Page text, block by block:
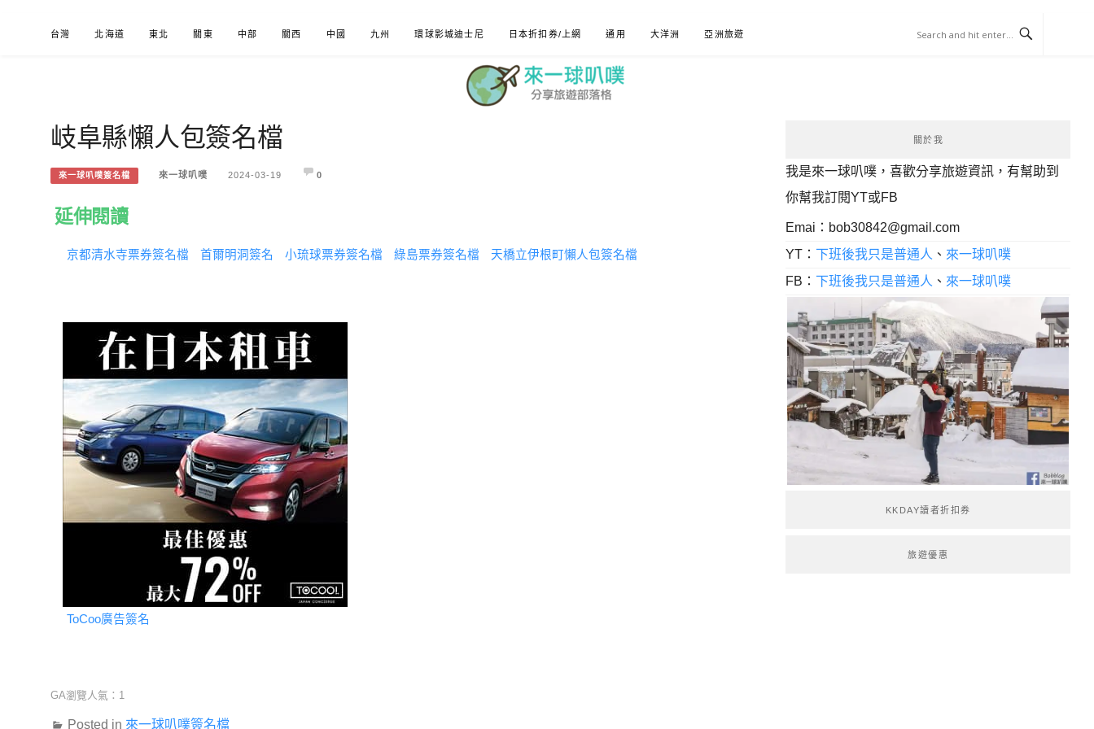
台灣 北海道 東北 關東 中部 關西 中國 九州 環球影城迪士尼 日本折扣券/上網 通用 大洋洲 亞洲旅遊
來一球叭噗
分享日本自助部落格
岐阜縣懶人包簽名檔
來一球叭噗簽名檔 來一球叭噗 2024-03-19 0
延伸閱讀
京都清水寺票券簽名檔 首爾明洞簽名 小琉球票券簽名檔 綠島票券簽名檔 天橋立伊根町懶人包簽名檔
ToCoo廣告簽名
GA瀏覽人氣：1
Posted in 來一球叭噗簽名檔
關於我
我是來一球叭噗，喜歡分享旅遊資訊，有幫助到
你幫我訂閱YT或FB
Emai： bob30842@gmail.com
YT：下班後我只是普通人 、 來一球叭噗
FB：下班後我只是普通人 、 來一球叭噗
KKDAY讀者折扣券
旅遊優惠